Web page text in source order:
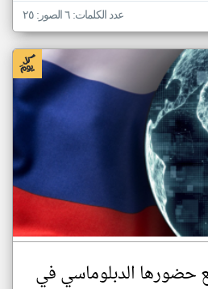
عدد الكلمات: ٦ الصور: ٢٥
حضورها الدبلوماسي في